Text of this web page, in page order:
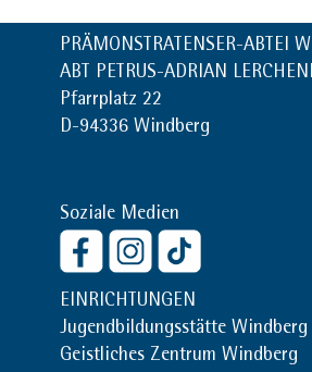
PRÄMONSTRATENSER-ABTEI
ABT PETRUS-ADRIAN
Pfarrplatz 22
D-94336 Windberg
Soziale Medien
EINRICHTUNGEN
Jugendbildungsstätte Windberg
Geistliches Zentrum Windberg